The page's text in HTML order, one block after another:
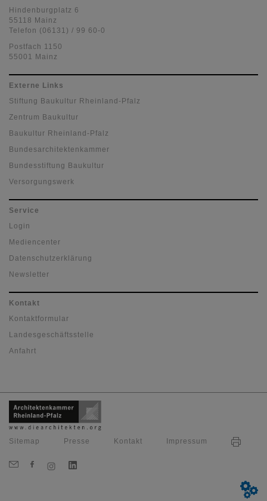
Hindenburgplatz 6
55118 Mainz
Telefon (06131) / 99 60-0
Postfach 1150
55001 Mainz
Externe Links
Stiftung Baukultur Rheinland-Pfalz
Zentrum Baukultur
Baukultur Rheinland-Pfalz
Bundesarchitektenkammer
Bundesstiftung Baukultur
Versorgungswerk
Service
Login
Mediencenter
Datenschutzerklärung
Newsletter
Kontakt
Kontaktformular
Landesgeschäftsstelle
Anfahrt
Sitemap Presse Kontakt Impressum